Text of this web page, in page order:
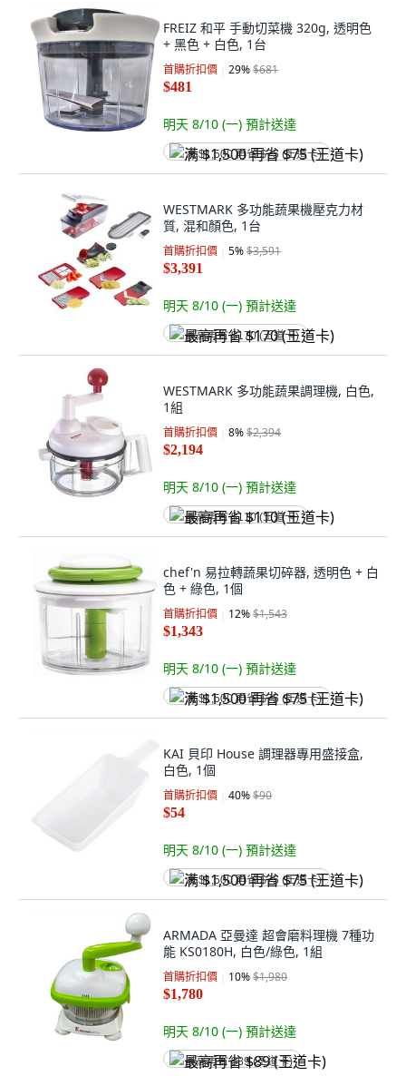
FREIZ 和平 手動切菜機 320g, 透明色
+ 黑色 + 白色, 1台
首購折扣價 29%$681
$481
明天 8/10 (一) 預計送達
满 $1,500 再省 $75 (王道卡)
WESTMARK 多功能蔬果機壓克力材
質, 混和顏色, 1台
首購折扣價 5%$3,591
$3,391
明天 8/10 (一) 預計送達
最高再省 $170 (王道卡)
WESTMARK 多功能蔬果調理機, 白色,
1組
首購折扣價 8%$2,394
$2,194
明天 8/10 (一) 預計送達
最高再省 $110 (王道卡)
chef'n 易拉轉蔬果切碎器, 透明色 + 白
色 + 綠色, 1個
首購折扣價 12%$1,543
$1,343
明天 8/10 (一) 預計送達
满 $1,500 再省 $75 (王道卡)
KAI 貝印 House 調理器專用盛接盒,
白色, 1個
首購折扣價 40%$90
$54
明天 8/10 (一) 預計送達
满 $1,500 再省 $75 (王道卡)
ARMADA 亞曼達 超會磨料理機 7種功
能 KS0180H, 白色/綠色, 1組
首購折扣價 10%$1,980
$1,780
明天 8/10 (一) 預計送達
最高再省 $89 (王道卡)